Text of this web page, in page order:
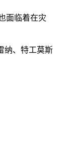
面临着在灾
纳、特工莫斯